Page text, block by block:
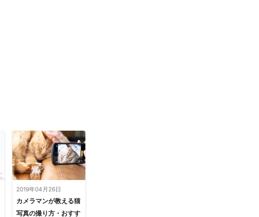
2019年04月26日
カメラマンが教える猫
写真の撮り方・おすす